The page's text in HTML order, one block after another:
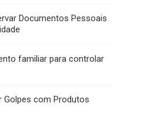
Documentos Pessoais
familiar para controlar
Golpes com Produtos